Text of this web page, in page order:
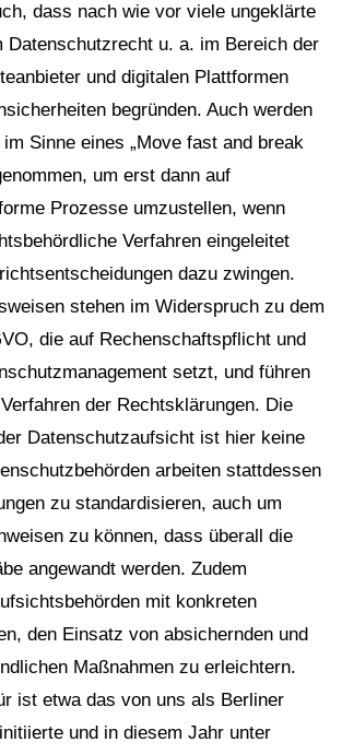
dass nach wie vor viele ungeklärte
Datenschutzrecht u. a. im Bereich der
und digitalen Plattformen
begründen. Auch werden
Sinne eines „Move fast and break
um erst dann auf
Prozesse umzustellen, wenn
Verfahren eingeleitet
dazu zwingen.
stehen im Widerspruch zu dem
die auf Rechenschaftspflicht und
setzt, und führen
der Rechtsklärungen. Die
Datenschutzaufsicht ist hier keine
arbeiten stattdessen
zu standardisieren, auch um
zu können, dass überall die
angewandt werden. Zudem
mit konkreten
den Einsatz von absichernden und
Maßnahmen zu erleichtern.
ist etwa das von uns als Berliner
und in diesem Jahr unter